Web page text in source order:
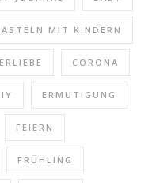
MIT KINDERN
CORONA
ERMUTIGUNG
FEIERN
FRÜHLING